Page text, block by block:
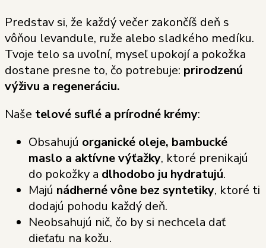
Predstav si, že každý večer zakončíš deň s
vôňou levandule, ruže alebo sladkého medíku.
Tvoje telo sa uvoľní, myseľ upokojí a pokožka
dostane presne to, čo potrebuje: prirodzenú
výživu a regeneráciu.
Naše telové suflé a prírodné krémy:
Obsahujú organické oleje, bambucké
maslo a aktívne výťažky, ktoré prenikajú
do pokožky a dlhodobo ju hydratujú.
Majú nádherné vône bez syntetiky, ktoré ti
dodajú pohodu každý deň.
Neobsahujú nič, čo by si nechcela dať
dieťaťu na kožu.